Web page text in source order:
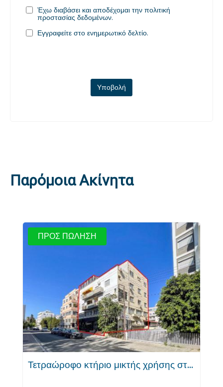
Έχω διαβάσει και αποδέχομαι την πολιτική
προστασίας δεδομένων.
Εγγραφείτε στο ενημερωτικό δελτίο.
Υποβολή
Παρόμοια Ακίνητα
ΠΡΟΣ ΠΩΛΗΣΗ
Τετραώροφο κτήριο μικτής χρήσης στους Άγιους Ομολογητές, Λευκωσία